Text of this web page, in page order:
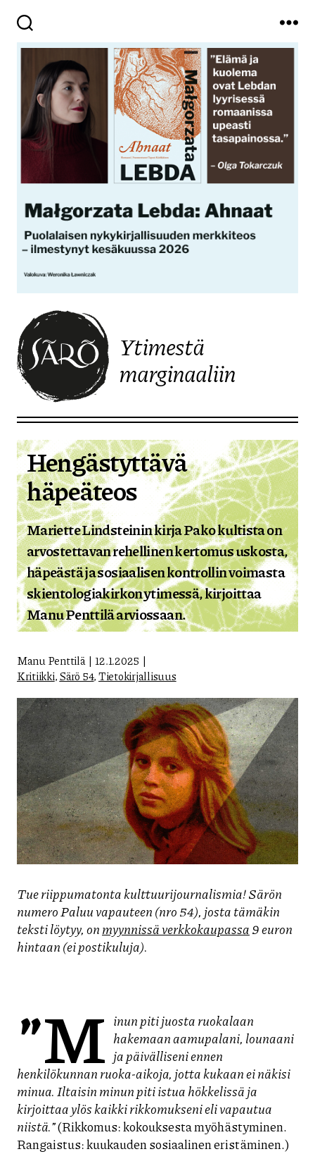
Ytimestä
marginaaliin
Hengästyttävä
häpeäteos
Mariette Lindsteinin kirja Pako kultista on
arvostettavan rehellinen kertomus uskosta,
häpeästä ja sosiaalisen kontrollin voimasta
skientologiakirkon ytimessä, kirjoittaa
Manu Penttilä arviossaan.
Manu Penttilä
12.1.2025
Kritiikki,Särö 54,Tietokirjallisuus
Tue riippumatonta kulttuurijournalismia! Särön
numero Paluu vapauteen (nro 54), josta tämäkin
teksti löytyy, onmyynnissä verkkokaupassa9 euron
hintaan (ei postikuluja).
”M inun piti juosta ruokalaan
hakemaan aamupalani, lounaani
ja päivälliseni ennen
henkilökunnan ruoka-aikoja, jotta kukaan ei näkisi
minua. Iltaisin minun piti istua hökkelissä ja
kirjoittaa ylös kaikki rikkomukseni eli vapautua
niistä.”(Rikkomus: kokouksesta myöhästyminen.
Rangaistus: kuukauden sosiaalinen eristäminen.)